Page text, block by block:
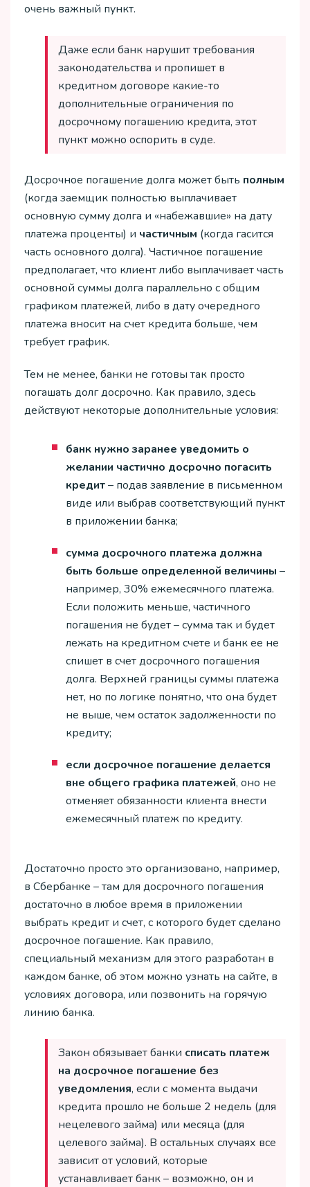
очень важный пункт.
Даже если банк нарушит требования
законодательства и пропишет в
кредитном договоре какие-то
дополнительные ограничения по
досрочному погашению кредита, этот
пункт можно оспорить в суде.
Досрочное погашение долга может быть полным
(когда заемщик полностью выплачивает
основную сумму долга и «набежавшие» на дату
платежа проценты) и частичным (когда гасится
часть основного долга). Частичное погашение
предполагает, что клиент либо выплачивает часть
основной суммы долга параллельно с общим
графиком платежей, либо в дату очередного
платежа вносит на счет кредита больше, чем
требует график.
Тем не менее, банки не готовы так просто
погашать долг досрочно. Как правило, здесь
действуют некоторые дополнительные условия:
банк нужно заранее уведомить о
желании частично досрочно погасить
кредит– подав заявление в письменном
виде или выбрав соответствующий пункт
в приложении банка;
сумма досрочного платежа должна
быть больше определенной величины –
например, 30% ежемесячного платежа.
Если положить меньше, частичного
погашения не будет – сумма так и будет
лежать на кредитном счете и банк ее не
спишет в счет досрочного погашения
долга. Верхней границы суммы платежа
нет, но по логике понятно, что она будет
не выше, чем остаток задолженности по
кредиту;
если досрочное погашение делается
вне общего графика платежей, оно не
отменяет обязанности клиента внести
ежемесячный платеж по кредиту.
Достаточно просто это организовано, например,
в Сбербанке – там для досрочного погашения
достаточно в любое время в приложении
выбрать кредит и счет, с которого будет сделано
досрочное погашение. Как правило,
специальный механизм для этого разработан в
каждом банке, об этом можно узнать на сайте, в
условиях договора, или позвонить на горячую
линию банка.
Закон обязывает банки списать платеж
на досрочное погашение без
уведомления, если с момента выдачи
кредита прошло не больше 2 недель (для
нецелевого займа) или месяца (для
целевого займа). В остальных случаях все
зависит от условий, которые
устанавливает банк – возможно, он и